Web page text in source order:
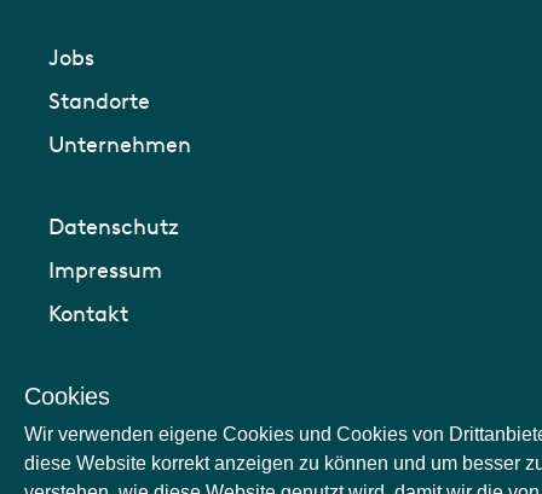
Jobs
Standorte
Unternehmen
Datenschutz
Impressum
Kontakt
Cookies
Wir verwenden eigene Cookies und Cookies von
diese Website korrekt anzeigen zu können und um besser